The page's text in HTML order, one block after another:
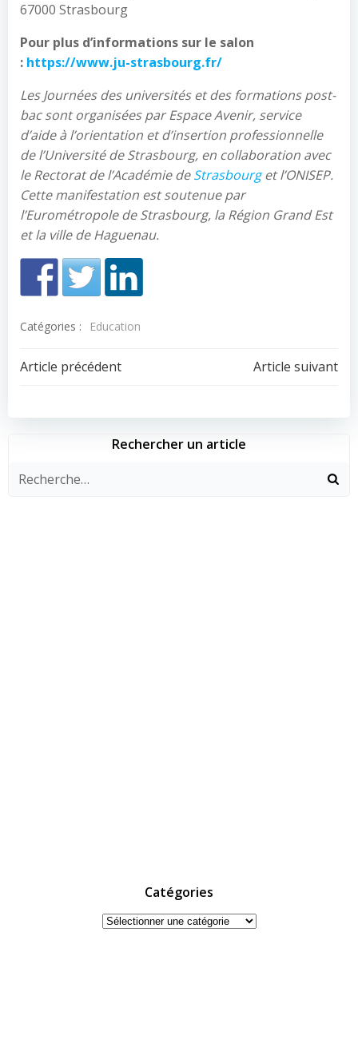
67000 Strasbourg
Pour plus d’informations sur le salon
: https://www.ju-strasbourg.fr/
Les Journées des universités et des formations post-
bac sont organisées par Espace Avenir, service
d’aide à l’orientation et d’insertion professionnelle
de l’Université de Strasbourg, en collaboration avec
le Rectorat de l’Académie deStrasbourget l’ONISEP.
Cette manifestation est soutenue par
l’Eurométropole de Strasbourg, la Région Grand Est
et la ville de Haguenau.
Catégories : Education
Navigation
de
l’article
Article précédent
Navigation
de
l’article
Article suivant
Rechercher un article
Catégories
Catégories